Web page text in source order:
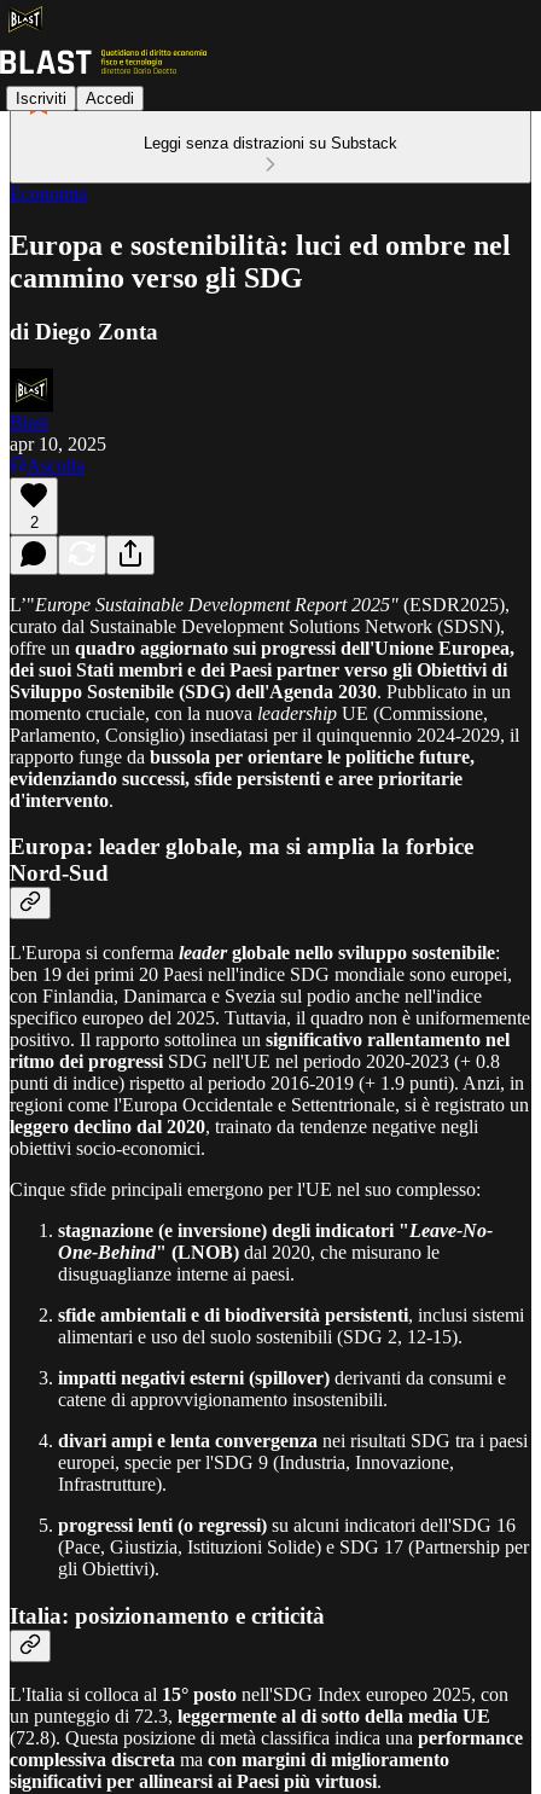
Iscriviti Accedi
Leggi senza distrazioni su Substack
Economia
Europa e sostenibilità: luci ed ombre nel
cammino verso gli SDG
di Diego Zonta
Blast
apr 10, 2025
Ascolta
2
L’"Europe Sustainable Development Report 2025" (ESDR2025),
curato dal Sustainable Development Solutions Network (SDSN),
offre un quadro aggiornato sui progressi dell'Unione Europea,
dei suoi Stati membri e dei Paesi partner verso gli Obiettivi di
Sviluppo Sostenibile (SDG) dell'Agenda 2030. Pubblicato in un
momento cruciale, con la nuova leadership UE (Commissione,
Parlamento, Consiglio) insediatasi per il quinquennio 2024-2029, il
rapporto funge da bussola per orientare le politiche future,
evidenziando successi, sfide persistenti e aree prioritarie
d'intervento.
Europa: leader globale, ma si amplia la forbice
Nord-Sud
L'Europa si conferma leaderglobale nello sviluppo sostenibile:
ben 19 dei primi 20 Paesi nell'indice SDG mondiale sono europei,
con Finlandia, Danimarca e Svezia sul podio anche nell'indice
specifico europeo del 2025. Tuttavia, il quadro non è uniformemente
positivo. Il rapporto sottolinea un significativo rallentamento nel
ritmo dei progressi SDG nell'UE nel periodo 2020-2023 (+ 0.8
punti di indice) rispetto al periodo 2016-2019 (+ 1.9 punti). Anzi, in
regioni come l'Europa Occidentale e Settentrionale, si è registrato un
leggero declino dal 2020, trainato da tendenze negative negli
obiettivi socio-economici.
Cinque sfide principali emergono per l'UE nel suo complesso:
stagnazione (e inversione) degli indicatori "Leave-No-
One-Behind" (LNOB) dal 2020, che misurano le
disuguaglianze interne ai paesi.
sfide ambientali e di biodiversità persistenti, inclusi sistemi
alimentari e uso del suolo sostenibili (SDG 2, 12-15).
impatti negativi esterni (spillover) derivanti da consumi e
catene di approvvigionamento insostenibili.
divari ampi e lenta convergenza nei risultati SDG tra i paesi
europei, specie per l'SDG 9 (Industria, Innovazione,
Infrastrutture).
progressi lenti (o regressi) su alcuni indicatori dell'SDG 16
(Pace, Giustizia, Istituzioni Solide) e SDG 17 (Partnership per
gli Obiettivi).
Italia: posizionamento e criticità
L'Italia si colloca al 15° posto nell'SDG Index europeo 2025, con
un punteggio di 72.3, leggermente al di sotto della media UE
(72.8). Questa posizione di metà classifica indica una performance
complessiva discreta ma con margini di miglioramento
significativi per allinearsi ai Paesi più virtuosi.